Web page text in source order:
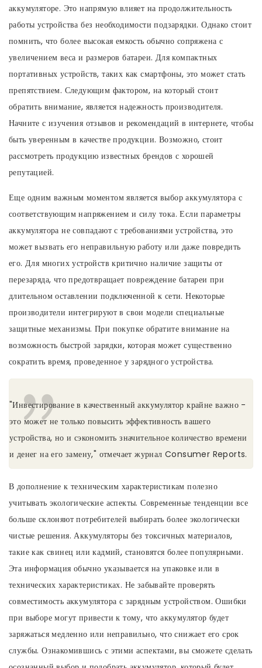
аккумуляторе. Это напрямую влияет на продолжительность
работы устройства без необходимости подзарядки. Однако стоит
помнить, что более высокая емкость обычно сопряжена с
увеличением веса и размеров батареи. Для компактных
портативных устройств, таких как смартфоны, это может стать
препятствием. Следующим фактором, на который стоит
обратить внимание, является надежность производителя.
Начните с изучения отзывов и рекомендаций в интернете, чтобы
быть уверенным в качестве продукции. Возможно, стоит
рассмотреть продукцию известных брендов с хорошей
репутацией.
Еще одним важным моментом является выбор аккумулятора с
соответствующим напряжением и силу тока. Если параметры
аккумулятора не совпадают с требованиями устройства, это
может вызвать его неправильную работу или даже повредить
его. Для многих устройств критично наличие защиты от
перезаряда, что предотвращает повреждение батареи при
длительном оставлении подключенной к сети. Некоторые
производители интегрируют в свои модели специальные
защитные механизмы. При покупке обратите внимание на
возможность быстрой зарядки, которая может существенно
сократить время, проведенное у зарядного устройства.
"Инвестирование в качественный аккумулятор крайне важно -
это может не только повысить эффективность вашего
устройства, но и сэкономить значительное количество времени
и денег на его замену," отмечает журнал Consumer Reports.
В дополнение к техническим характеристикам полезно
учитывать экологические аспекты. Современные тенденции все
больше склоняют потребителей выбирать более экологически
чистые решения. Аккумуляторы без токсичных материалов,
такие как свинец или кадмий, становятся более популярными.
Эта информация обычно указывается на упаковке или в
технических характеристиках. Не забывайте проверять
совместимость аккумулятора с зарядным устройством. Ошибки
при выборе могут привести к тому, что аккумулятор будет
заряжаться медленно или неправильно, что снижает его срок
службы. Ознакомившись с этими аспектами, вы сможете сделать